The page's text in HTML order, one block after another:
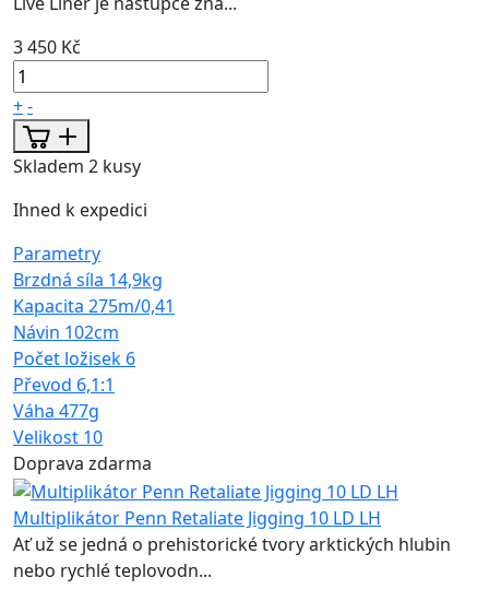
3 450 Kč
+-
Skladem 2 kusy
Ihned k expedici
Parametry
Brzdná síla 14,9kg
Kapacita 275m/0,41
Návin 102cm
Počet ložisek 6
Převod 6,1:1
Váha 477g
Velikost 10
Doprava zdarma
Multiplikátor Penn Retaliate Jigging 10 LD LH
Ať už se jedná o prehistorické tvory arktických hlubin
nebo rychlé teplovodn...